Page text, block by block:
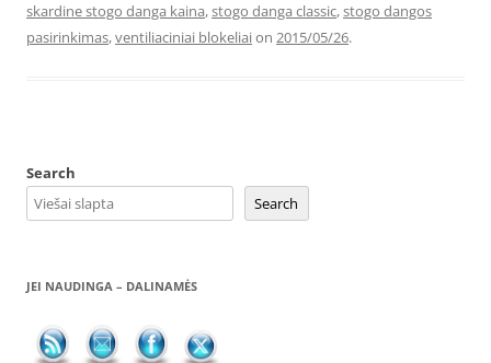
skardine stogo danga kaina,stogo danga classic,stogo dangos
pasirinkimas,ventiliaciniai blokeliaion 2015/05/26.
Search
Search
JEI NAUDINGA – DALINAMĖS